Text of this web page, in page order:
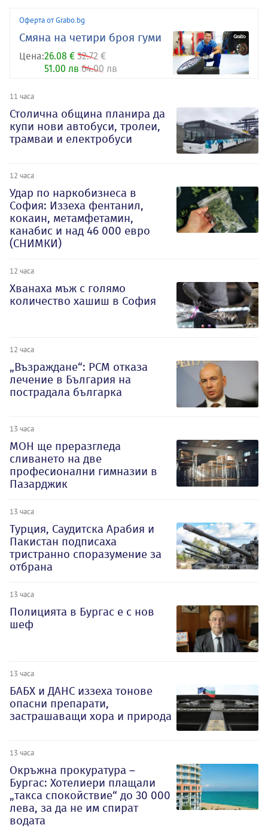
Оферта от Grabo.bg
Смяна на четири броя гуми
Цена:26.08 € 32.72 €
51.00 лв 64.00 лв
11 часа
Столична община планира да
купи нови автобуси, тролеи,
трамваи и електробуси
12 часа
Удар по наркобизнеса в
София: Иззеха фентанил,
кокаин, метамфетамин,
канабис и над 46 000 евро
(СНИМКИ)
12 часа
Хванаха мъж с голямо
количество хашиш в София
12 часа
„Възраждане“: РСМ отказа
лечение в България на
пострадала българка
13 часа
МОН ще преразгледа
сливането на две
професионални гимназии в
Пазарджик
13 часа
Турция, Саудитска Арабия и
Пакистан подписаха
тристранно споразумение за
отбрана
13 часа
Полицията в Бургас е с нов
шеф
13 часа
БАБХ и ДАНС иззеха тонове
опасни препарати,
застрашаващи хора и природа
13 часа
Окръжна прокуратура –
Бургас: Хотелиери плащали
„такса спокойствие“ до 30 000
лева, за да не им спират
водата